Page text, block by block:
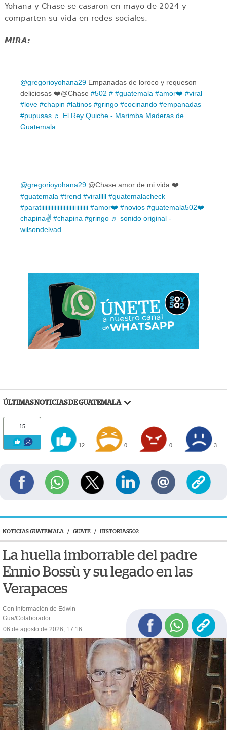
Yohana y Chase se casaron en mayo de 2024 y
comparten su vida en redes sociales.
MIRA:
@gregorioyohana29 Empanadas de loroco y requeson
deliciosas ❤️@Chase #502 # #guatemala #amor❤️ #viral
#love #chapin #latinos #gringo #cocinando #empanadas
#pupusas ♬ El Rey Quiche - Marimba Maderas de
Guatemala
@gregorioyohana29 @Chase amor de mi vida ❤️
#guatemala #trend #viralllll #guatemalacheck
#paratiiiiiiiiiiiiiiiiiiiiiiiiiiiiiii #amor❤️ #novios #guatemala502❤️
chapina✌️ #chapina #gringo ♬ sonido original -
wilsondelvad
ÚLTIMAS NOTICIAS DE GUATEMALA
15
12 0 0 3
NOTICIAS GUATEMALA / GUATE / HISTORIAS502
La huella imborrable del padre
Ennio Bossù y su legado en las
Verapaces
Con información de Edwin
Gua/Colaborador
06 de agosto de 2026, 17:16